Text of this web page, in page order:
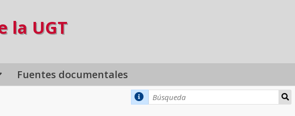
la UGT
Fuentes documentales